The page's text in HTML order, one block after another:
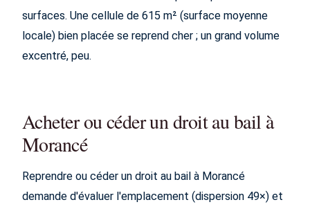
surfaces. Une cellule de 615 m² (surface moyenne
locale) bien placée se reprend cher ; un grand volume
excentré, peu.
Acheter ou céder un droit au bail à
Morancé
Reprendre ou céder un droit au bail à Morancé
demande d'évaluer l'emplacement (dispersion 49×) et